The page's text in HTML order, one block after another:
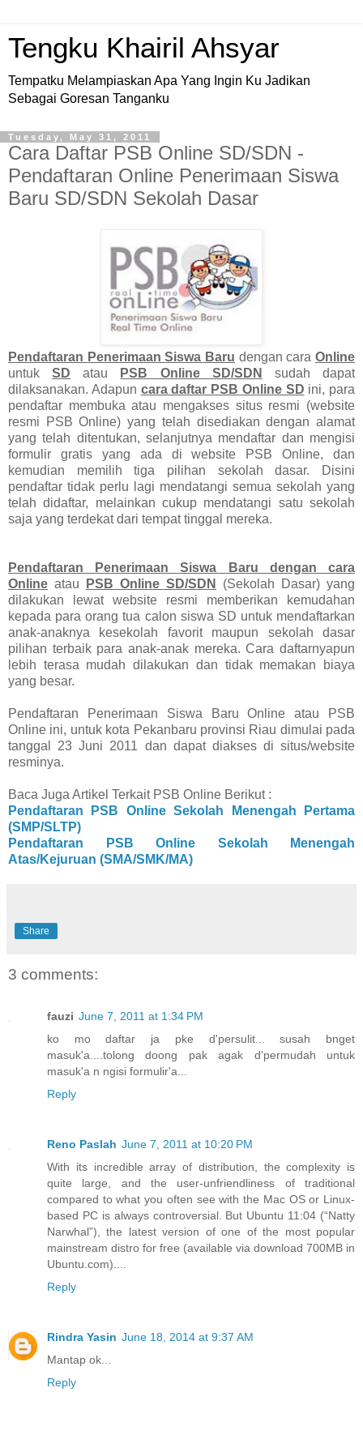
Tengku Khairil Ahsyar
Tempatku Melampiaskan Apa Yang Ingin Ku Jadikan
Sebagai Goresan Tanganku
Tuesday, May 31, 2011
Cara Daftar PSB Online SD/SDN -
Pendaftaran Online Penerimaan Siswa
Baru SD/SDN Sekolah Dasar
Pendaftaran Penerimaan Siswa Baru dengan cara Online
untukSD atau PSB Online SD/SDN
sudah dapat
dilaksanakan. Adapun cara daftar PSB Online SD ini, para
pendaftar membuka atau mengakses situs resmi (website
resmi PSB Online) yang telah disediakan dengan alamat
yang telah ditentukan, selanjutnya mendaftar dan mengisi
formulir gratis yang ada di website PSB Online, dan
kemudian memilih tiga pilihan sekolah dasar. Disini
pendaftar tidak perlu lagi mendatangi semua sekolah yang
telah didaftar, melainkan cukup mendatangi satu sekolah
saja yang terdekat dari tempat tinggal mereka.
Pendaftaran Penerimaan Siswa Baru dengan cara
Online atau PSB Online SD/SDN
(Sekolah Dasar) yang
dilakukan lewat website resmi memberikan kemudahan
kepada para orang tua calon siswa SD untuk mendaftarkan
anak-anaknya kesekolah favorit maupun sekolah dasar
pilihan terbaik para anak-anak mereka. Cara daftarnyapun
lebih terasa mudah dilakukan dan tidak memakan biaya
yang besar.
Pendaftaran Penerimaan Siswa Baru Online atau PSB
Online ini, untuk kota Pekanbaru provinsi Riau dimulai pada
tanggal 23 Juni 2011 dan dapat diakses di situs/website
resminya.
Baca Juga Artikel Terkait PSB Online Berikut :
Pendaftaran PSB Online Sekolah Menengah Pertama
(SMP/SLTP)
Pendaftaran PSB Online Sekolah Menengah
Atas/Kejuruan (SMA/SMK/MA)
Share
3 comments:
fauzi June 7, 2011 at 1:34 PM
ko mo daftar ja pke d'persulit... susah bnget
masuk'a....tolong doong pak agak d'permudah untuk
masuk'a n ngisi formulir'a...
Reply
Reno Paslah June 7, 2011 at 10:20 PM
With its incredible array of distribution, the complexity is
quite large, and the user-unfriendliness of traditional
compared to what you often see with the Mac OS or Linux-
based PC is always controversial. But Ubuntu 11:04 (“Natty
Narwhal”), the latest version of one of the most popular
mainstream distro for free (available via download 700MB in
Ubuntu.com)....
Reply
Rindra Yasin June 18, 2014 at 9:37 AM
Mantap ok...
Reply